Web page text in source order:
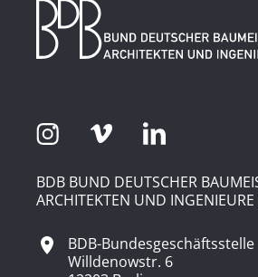
BDB BUND DEUTSCHER
ARCHITEKTEN UND INGENIEURE
BDB-Bundesgeschäftsstelle
Willdenowstr. 6